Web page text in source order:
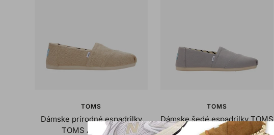
TOMS
Dámske prírodné espadrilky
TOMS Alpargata
TOMS
Dámske šedé espadrilky TOMS
Alpargata